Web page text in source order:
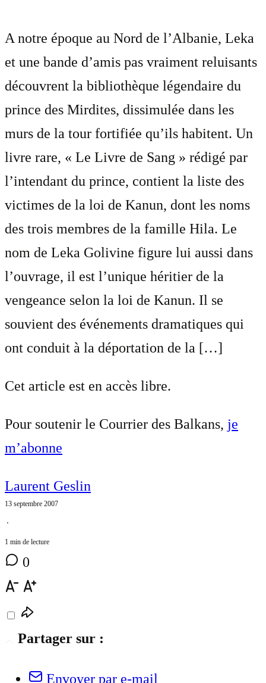
A notre époque au Nord de l’Albanie, Leka
et une bande d’amis pas vraiment reluisants
découvrent la bibliothèque légendaire du
prince des Mirdites, dissimulée dans les
murs de la tour fortifiée qu’ils habitent. Un
livre rare, « Le Livre de Sang » rédigé par
l’intendant du prince, contient la liste des
victimes de la loi de Kanun, dont les noms
des trois membres de la famille Hila. Le
nom de Leka Golivine figure lui aussi dans
l’ouvrage, il est l’unique héritier de la
vengeance selon la loi de Kanun. Il se
souvient des événements dramatiques qui
ont conduit à la déportation de la […]
Cet article est en accès libre.
Pour soutenir le Courrier des Balkans, je
m’abonne
Laurent Geslin
13 septembre 2007
⋅
1 min de lecture
0
Partager sur :
Envoyer par e-mail